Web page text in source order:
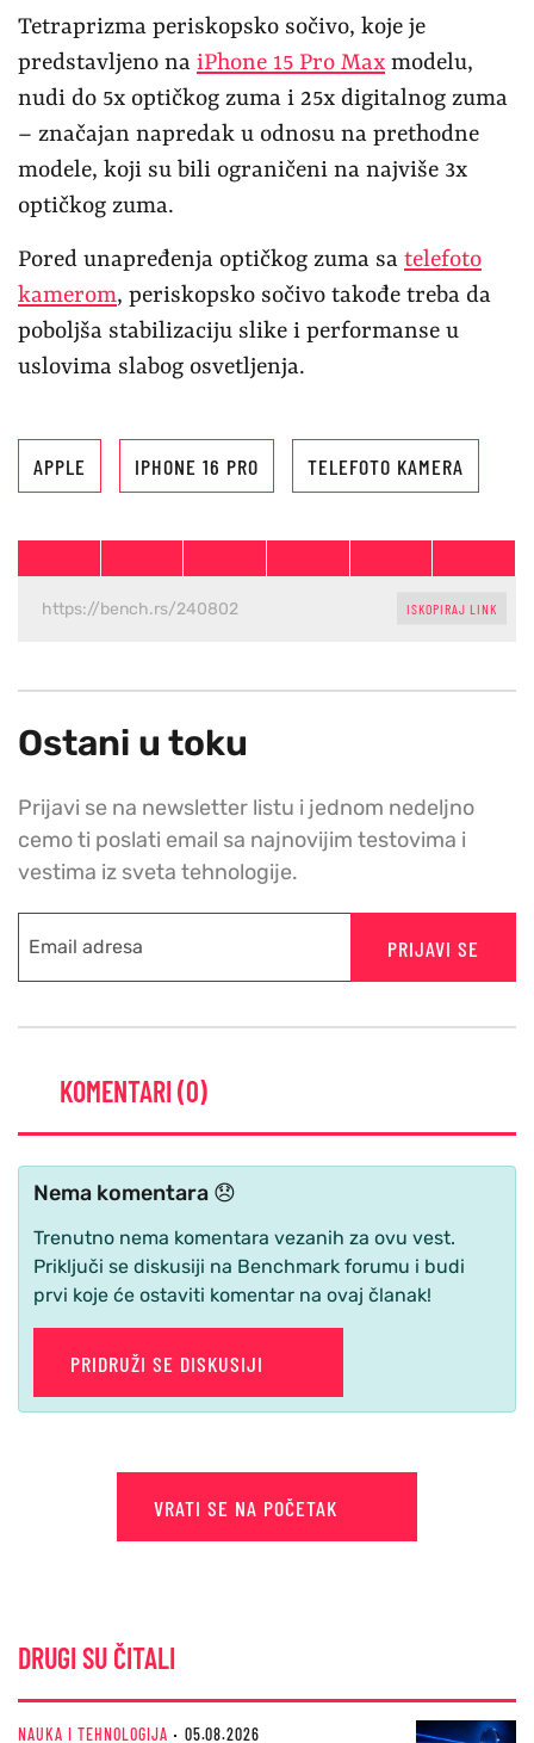
Tetraprizma periskopsko sočivo, koje je
predstavljeno na iPhone 15 Pro Max modelu,
nudi do 5x optičkog zuma i 25x digitalnog zuma
– značajan napredak u odnosu na prethodne
modele, koji su bili ograničeni na najviše 3x
optičkog zuma.
Pored unapređenja optičkog zuma sa telefoto
kamerom, periskopsko sočivo takođe treba da
poboljša stabilizaciju slike i performanse u
uslovima slabog osvetljenja.
APPLE IPHONE 16 PRO TELEFOTO KAMERA
ISKOPIRAJ LINK
Ostani u toku
Prijavi se na newsletter listu i jednom nedeljno
cemo ti poslati email sa najnovijim testovima i
vestima iz sveta tehnologije.
PRIJAVI SE
KOMENTARI (0)
Nema komentara 😞
Trenutno nema komentara vezanih za ovu vest.
Priključi se diskusiji na Benchmark forumu i budi
prvi koje će ostaviti komentar na ovaj članak!
PRIDRUŽI SE DISKUSIJI
VRATI SE NA POČETAK
DRUGI SU ČITALI
NAUKA I TEHNOLOGIJA 05.08.2026